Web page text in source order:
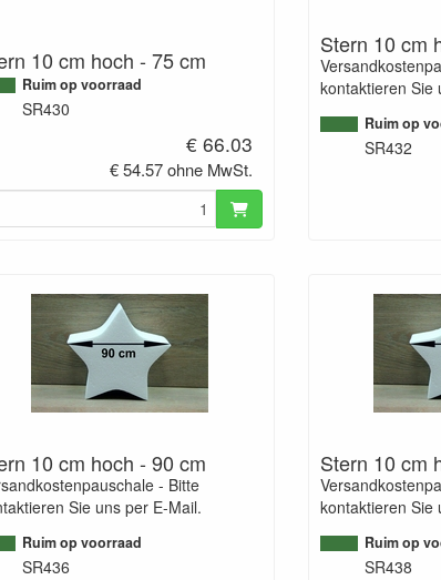
10 cm hoch - 75 cm
Ruim op voorraad
SR430
€ 66.03
€ 54.57 ohne MwSt.
Stern 10 cm
kontaktieren Sie
Ruim op
SR432
10 cm hoch - 90 cm
- Bitte
Sie uns per E-Mail.
Ruim op voorraad
SR436
Stern 10 cm
kontaktieren Sie
Ruim op
SR438